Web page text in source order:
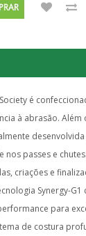
é
à abrasão. Além
passes e
criações e
Synergy-
para
de costura